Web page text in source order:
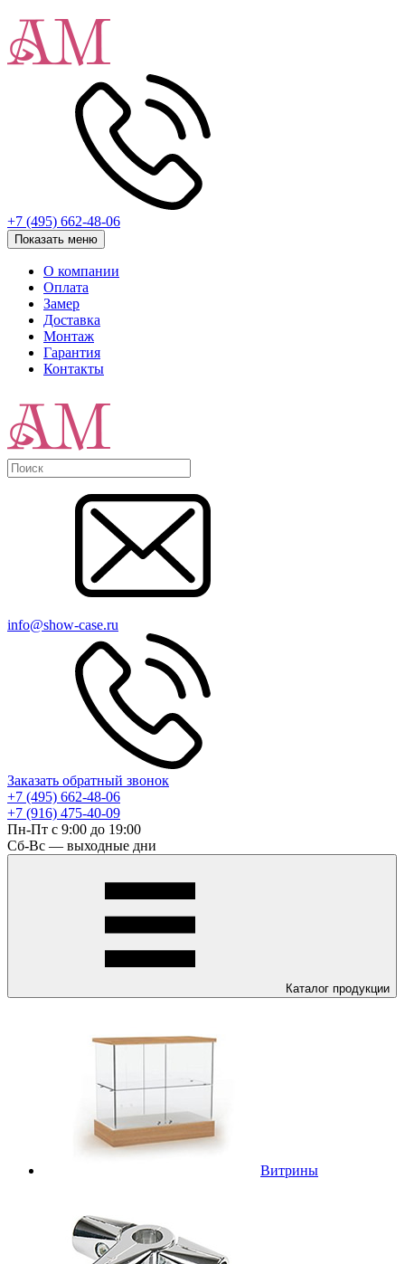
+7 (495) 662-48-06
Показать меню
О компании
Оплата
Замер
Доставка
Монтаж
Гарантия
Контакты
info@show-case.ru
Заказать обратный звонок
+7 (495) 662-48-06
+7 (916) 475-40-09
Пн-Пт с 9:00 до 19:00
Сб-Вс — выходные дни
Каталог продукции
Витрины